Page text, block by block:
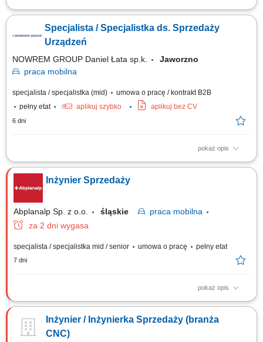
Twoje zadania: Rozwijanie sprzedaży usług badań żywności na
aktywne pozyskiwanie nowych kontrahentów; Przygotowywanie ofert,
prowadzenie rozmów handlowych i negocjowanie warunków współpracy;
Specjalista / Specjalistka ds. Sprzedaży
Urządzeń
NOWREM GROUP Daniel Łata sp.k.
Jaworzno
praca mobilna
specjalista / specjalistka (mid)
umowa o pracę / kontrakt B2B
pełny etat
aplikuj szybko aplikuj bez CV
6 dni
pokaż opis
Wynagrodzenie do negocjacji – adekwatne do posiadanego
doświadczenia oraz formy współpracy. Zakres obowiązków: Prowadzenie
aktywnej sprzedaży urządzeń dla klientów indywidualnych oraz firm.
Pozyskiwanie nowych klientów i rozwijanie współpracy z obecnymi.
Doradzanie w zakresie doboru...
Inżynier Sprzedaży
Abplanalp Sp. z o.o. śląskie praca mobilna
za 2 dni wygasa
specjalista / specjalistka mid / senior umowa o pracę pełny etat
7 dni
pokaż opis
Twój zakres obowiązków: Rozwój sprzedaży narzędzi i oprzyrządowania
wspieranie klientów w ich rozwoju; Pozyskanie w regionie nowych
klientów; Doradztwo w doborze optymalnych rozwiązań do maszyn CNC;
Inżynier / Inżynierka Sprzedaży (branża
CNC)